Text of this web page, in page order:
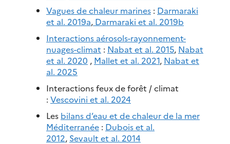
Vagues de chaleur marines : Darmaraki
et al. 2019a, Darmaraki et al. 2019b
Interactions aérosols-rayonnement-
nuages-climat : Nabat et al. 2015, Nabat
et al. 2020 , Mallet et al. 2021, Nabat et
al. 2025
Interactions feux de forêt / climat
: Vescovini et al. 2024
Les bilans d’eau et de chaleur de la mer
Méditerranée : Dubois et al.
2012, Sevault et al. 2014